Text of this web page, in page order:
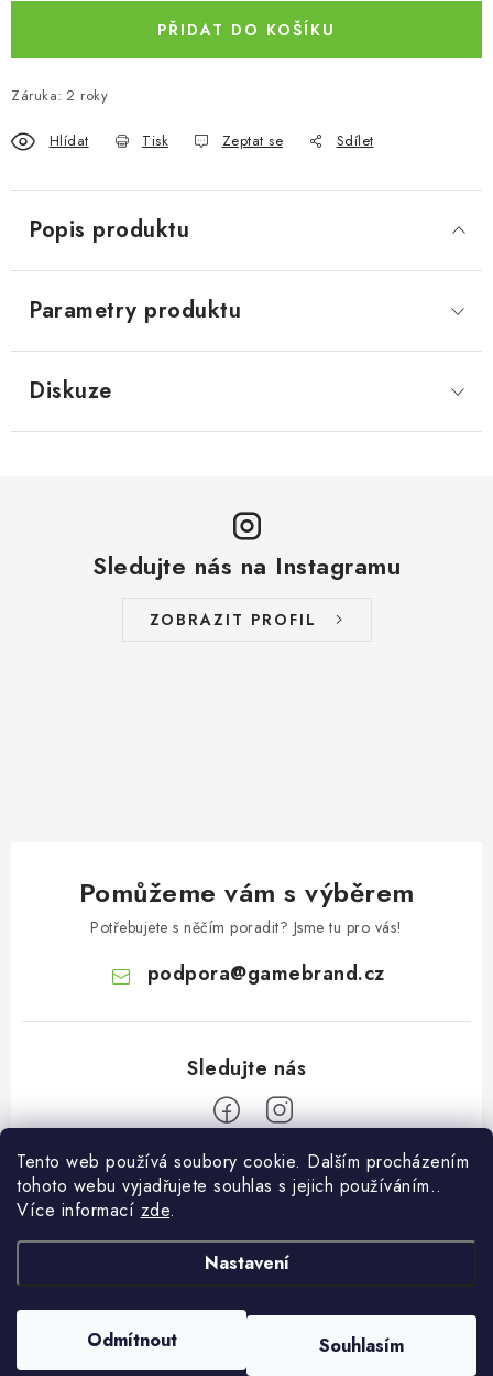
Tento web používá soubory cookie. Dalším procházením
tohoto webu vyjadřujete souhlas s jejich používáním..
Více informací zde.
Nastavení
Odmítnout Souhlasím
PŘIDAT DO KOŠÍKU
Záruka: 2 roky
Tisk Zeptat se
Hlídat Sdílet
Popis produktu
Parametry produktu
Diskuze
Sledujte nás na Instagramu
ZOBRAZIT PROFIL
Pomůžeme vám s výběrem
Potřebujete s něčím poradit? Jsme tu pro vás!
podpora@gamebrand.cz
Pomoc a informace
Doprava a platba
O Gamebrandu
Blog
Vytvořil Shoptet
Copyright 2026Gamebrand.cz . Všechna práva vyhrazena.